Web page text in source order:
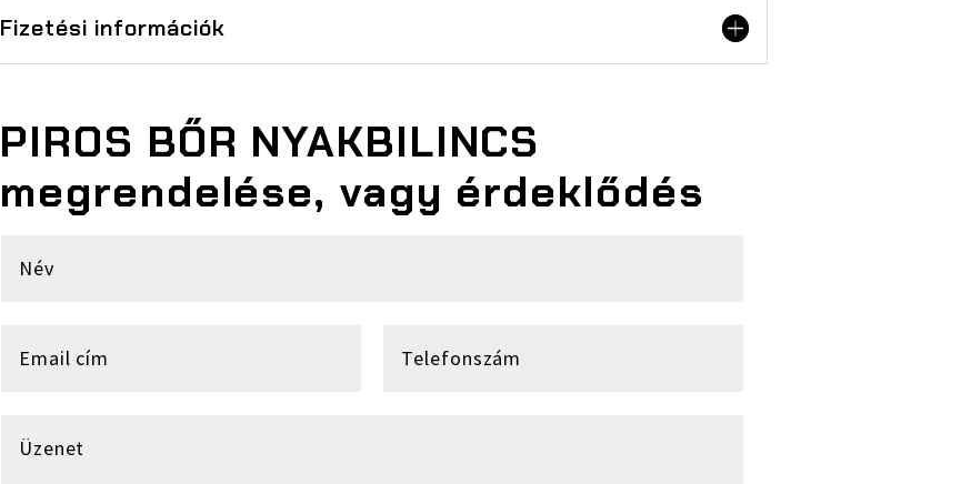
Fizetési információk
PIROS BŐR NYAKBILINCS
megrendelése, vagy érdeklődés